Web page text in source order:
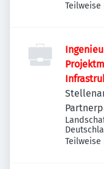
Teilweise
Teilweise